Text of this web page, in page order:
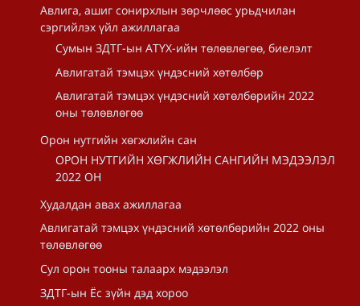
Авлига, ашиг сонирхлын зөрчлөөс урьдчилан
сэргийлэх үйл ажиллагаа
Сумын ЗДТГ-ын АТҮХ-ийн төлөвлөгөө, биелэлт
Авлигатай тэмцэх үндэсний хөтөлбөр
Авлигатай тэмцэх үндэсний хөтөлбөрийн 2022
оны төлөвлөгөө
Орон нутгийн хөгжлийн сан
ОРОН НУТГИЙН ХӨГЖЛИЙН САНГИЙН МЭДЭЭЛЭЛ
2022 ОН
Худалдан авах ажиллагаа
Авлигатай тэмцэх үндэсний хөтөлбөрийн 2022 оны
төлөвлөгөө
Сул орон тооны талаарх мэдээлэл
ЗДТГ-ын Ёс зүйн дэд хороо